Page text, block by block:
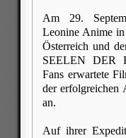
Am 29.
Leonine Anime
Österreich und
SEELEN DER
Fans erwartete
der
an.
Auf ihrer